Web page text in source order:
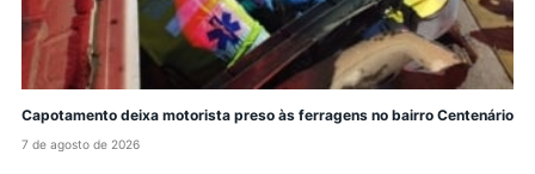
Capotamento deixa motorista preso às ferragens no bairro Centenário
7 de agosto de 2026